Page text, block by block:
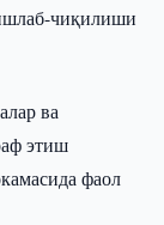
чиқилиши
ва
этиш
фаол